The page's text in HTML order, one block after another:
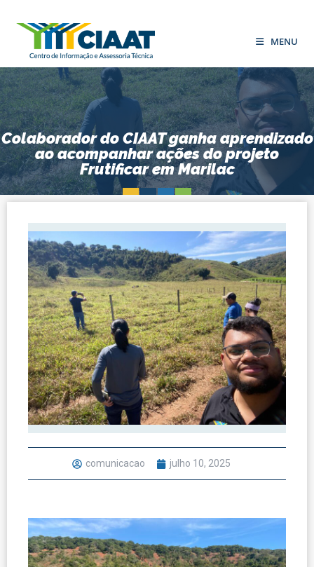
MENU
Colaborador do CIAAT ganha aprendizado
ao acompanhar ações do projeto
Frutificar em Marilac
comunicacao julho 10, 2025